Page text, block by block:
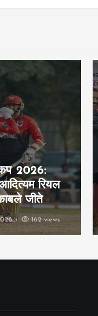
कप 2026:
रियल
जीते
162 views